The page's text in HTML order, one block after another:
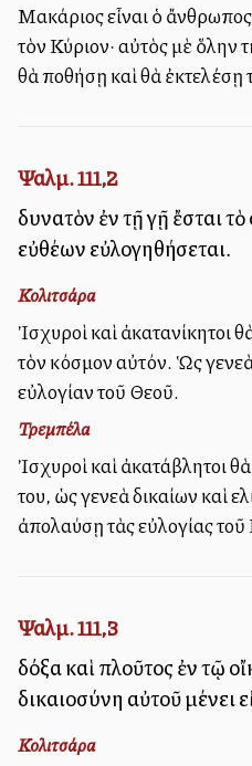
Μακάριος εἶναι ὁ ἄνθρωπος
τὸν Κύριον· αὐτὸς μὲ ὅλην
θὰ ποθήσῃ καὶ θὰ ἐκτελέσῃ
Ψαλμ. 111,2
δυνατὸν ἐν τῇ γῇ ἔσται
εὐθέων εὐλογηθήσεται.
Κολιτσάρα
Ἰσχυροὶ καὶ ἀκατανίκητοι
τὸν κόσμον αὐτόν. Ὡς
εὐλογίαν τοῦ Θεοῦ.
Τρεμπέλα
Ἰσχυροὶ καὶ ἀκατάβλητοι
του, ὡς γενεὰ δικαίων καὶ
ἀπολαύσῃ τὰς εὐλογίας τοῦ
Ψαλμ. 111,3
δόξα καὶ πλοῦτος ἐν τῷ
δικαιοσύνη αὐτοῦ μένει
Κολιτσάρα